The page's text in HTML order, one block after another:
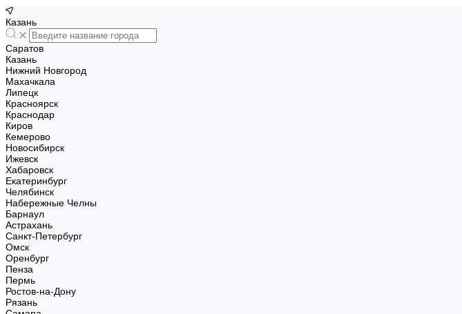
Казань
Саратов
Казань
Нижний Новгород
Махачкала
Липецк
Красноярск
Краснодар
Киров
Кемерово
Новосибирск
Ижевск
Хабаровск
Екатеринбург
Челябинск
Набережные Челны
Барнаул
Астрахань
Санкт-Петербург
Омск
Оренбург
Пенза
Пермь
Ростов-на-Дону
Рязань